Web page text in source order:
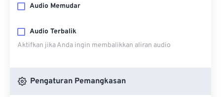
Audio Memudar
Audio Terbalik
Aktifkan jika Anda ingin membalikkan aliran audio
Pengaturan Pemangkasan